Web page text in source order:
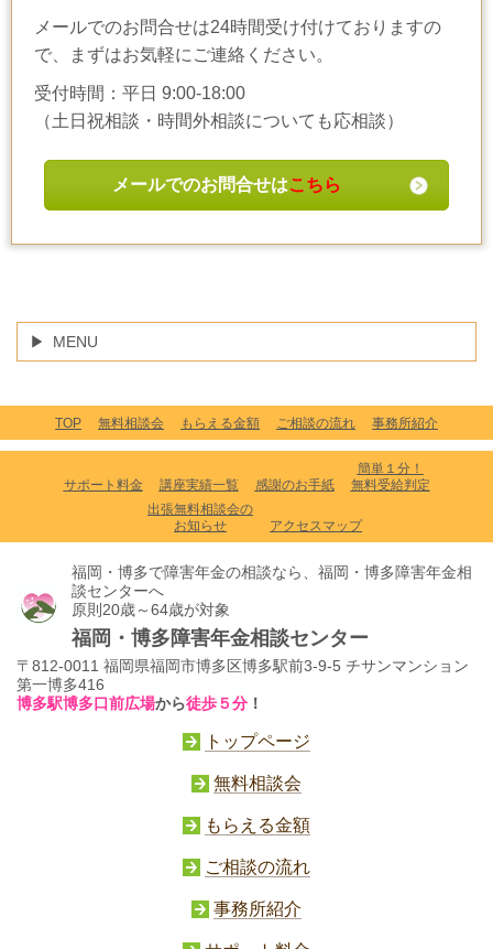
メールでのお問合せは24時間受け付けておりますの
で、まずはお気軽にご連絡ください。
受付時間：平日 9:00-18:00
（土日祝相談・時間外相談についても応相談）
メールでのお問合せはこちら
MENU
TOP 無料相談会 もらえる金額 ご相談の流れ 事務所紹介
サポート料金 講座実績一覧 感謝のお手紙
簡単１分！
無料受給判定
出張無料相談会の
お知らせ
アクセスマップ
福岡・博多で障害年金の相談なら、福岡・博多障害年金相
談センターへ
原則20歳～64歳が対象
福岡・博多障害年金相談センター
〒812-0011 福岡県福岡市博多区博多駅前3-9-5 チサンマンション
第一博多416
博多駅博多口前広場から徒歩５分 ！
トップページ
無料相談会
もらえる金額
ご相談の流れ
事務所紹介